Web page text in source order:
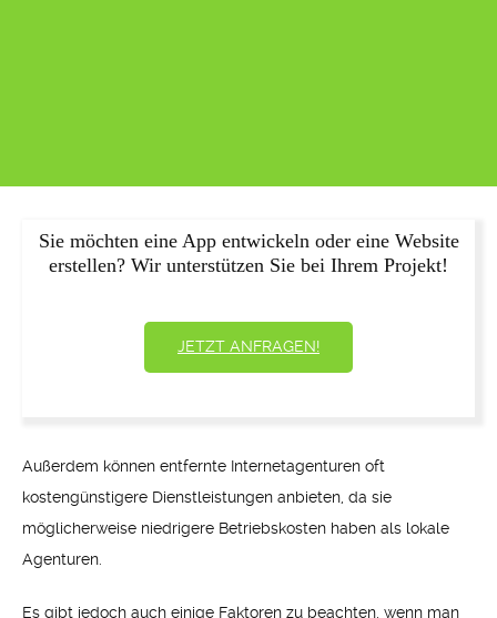
Sie möchten eine App entwickeln oder eine Website
erstellen? Wir unterstützen Sie bei Ihrem Projekt!
JETZT ANFRAGEN!
Außerdem können entfernte Internetagenturen oft
kostengünstigere Dienstleistungen anbieten, da sie
möglicherweise niedrigere Betriebskosten haben als lokale
Agenturen.
Es gibt jedoch auch einige Faktoren zu beachten, wenn man